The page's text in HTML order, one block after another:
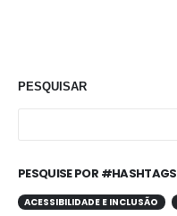
PESQUISAR
PESQUISE POR #HASHTAGS
ACESSIBILIDADE E INCLUSÃO